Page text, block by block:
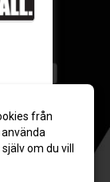
från
om du vill